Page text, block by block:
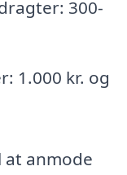
300-
1.000 kr. og
anmode